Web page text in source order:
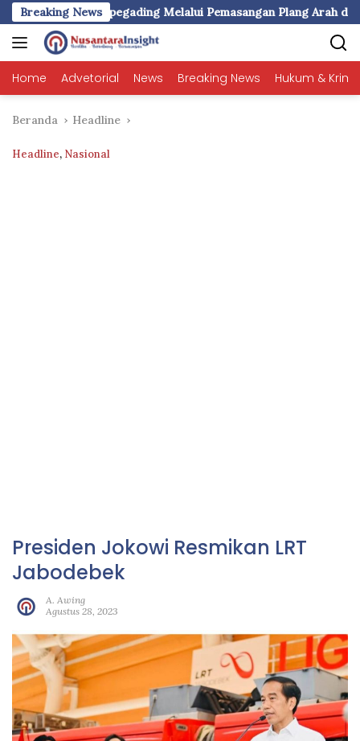
Langsung
ke
konten
Breaking News
Rompegading Melalui Pemasangan Plang Arah dan
Home Advetorial News Breaking News Hukum &
Beranda Headline
Headline, Nasional
Presiden Jokowi Resmikan LRT
Jabodebek
A. Awing
Agustus 28, 2023